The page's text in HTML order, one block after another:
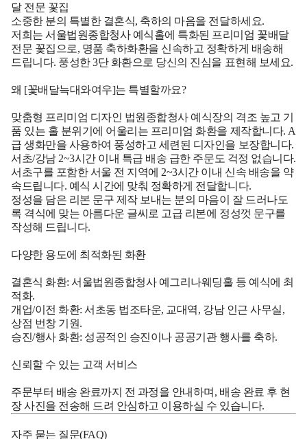
달 전문 꽃집
소중한 분의 특별한 결혼식, 축하의 마음을 전달하세요.
저희는 서울법원종합청사 예식홀에 특화된 프리미엄 꽃배달
전문 꽃집으로, 명품 축하화환을 신속하고 정확하게 배송해
드립니다. 풍성한 3단 화환으로 당신의 진심을 표현해 보세요.
왜 [꽃배달늑대와여우]는 특별할까요?
맞춤형 프리미엄 디자인 법원종합청사 예식장의 격조 높고 기
품 있는 홀 분위기에 어울리는 프리미엄 화환을 제작합니다. A
급 생화만을 사용하여 풍성하고 세련된 디자인을 보장합니다.
서초/강남 2~3시간 이내 특급 배송 급한 주문도 걱정 없습니다.
서초구를 포함한 서울 전 지역에 2~3시간 이내 신속 배송을 약
속드립니다. 예식 시간에 맞춰 정확하게 전달합니다.
정성을 담은 리본 문구 제작 보내는 분의 마음이 잘 드러나도
록 격식에 맞는 아름다운 글씨로 고급 리본에 정성껏 문구를
작성해 드립니다.
다양한 용도에 최적화된 화환
결혼식 화환: 서울법원종합청사 예그리나웨딩홀 등 예식에 최
적화.
개업/이전 화환: 서초동 법조타운, 교대역, 강남 인근 사무실,
상점 번창 기원.
승진/행사 화환: 성공적인 승진이나 공공기관 행사를 축하.
신뢰할 수 있는 고객 서비스
주문부터 배송 완료까지 전 과정을 안내하며, 배송 완료 후 현
장 사진을 전송해 드려 안심하고 이용하실 수 있습니다.
자주 묻는 질문(FAQ)